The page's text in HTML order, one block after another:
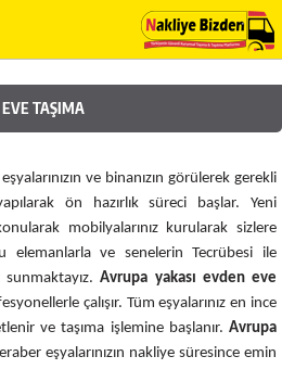
TAŞIMA
ve binanızın görülerek gerekli
ön hazırlık süreci başlar. Yeni
mobilyalarınız kurularak sizlere
elemanlarla ve senelerin Tecrübesi ile
sunmaktayız.Avrupa yakası evden eve
çalışır. Tüm eşyalarınız en ince
ve taşıma işlemine başlanır. Avrupa
eşyalarınızın nakliye süresince emin